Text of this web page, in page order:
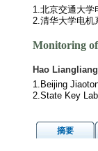
1.北京交通大学
2.清华大学电机
Monitoring
Hao Liangliang
1.Beijing
2.State Key
摘要